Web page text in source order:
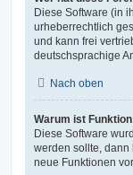
Diese Software (in
urheberrechtlich
und kann frei
deutschsprachige
Nach oben
Warum ist
Diese Software
werden sollte, dann
neue Funktionen